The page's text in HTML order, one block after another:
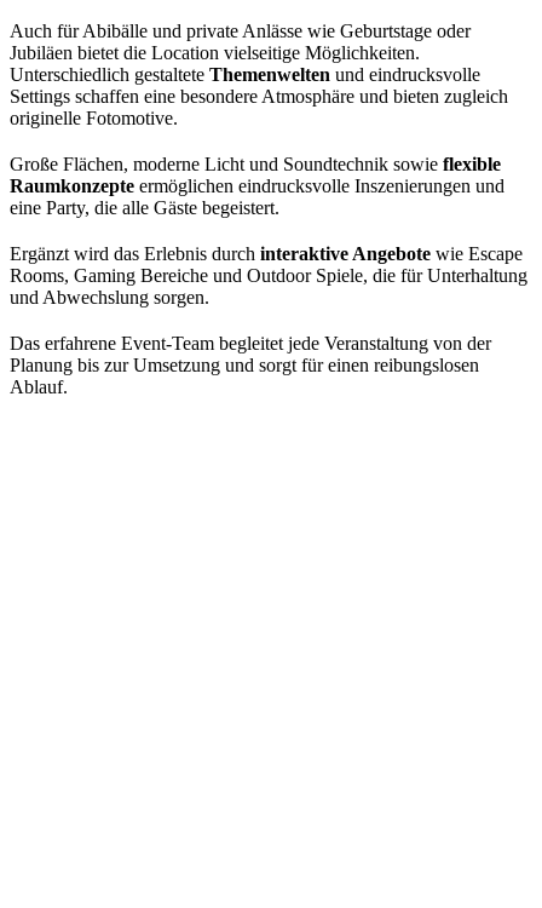
Auch für Abibälle und private Anlässe wie Geburtstage oder
Jubiläen bietet die Location vielseitige Möglichkeiten.
Unterschiedlich gestaltete Themenwelten und eindrucksvolle
Settings schaffen eine besondere Atmosphäre und bieten zugleich
originelle Fotomotive.
Große Flächen, moderne Licht und Soundtechnik sowie flexible
Raumkonzepte ermöglichen eindrucksvolle Inszenierungen und
eine Party, die alle Gäste begeistert.
Ergänzt wird das Erlebnis durch interaktive Angebote wie Escape
Rooms, Gaming Bereiche und Outdoor Spiele, die für Unterhaltung
und Abwechslung sorgen.
Das erfahrene Event-Team begleitet jede Veranstaltung von der
Planung bis zur Umsetzung und sorgt für einen reibungslosen
Ablauf.